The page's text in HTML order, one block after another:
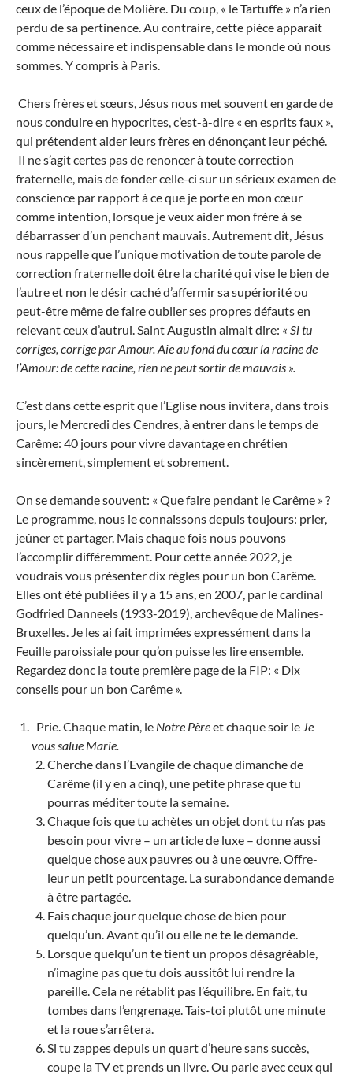
ceux de l’époque de Molière. Du coup, « le Tartuffe » n’a rien
perdu de sa pertinence. Au contraire, cette pièce apparait
comme nécessaire et indispensable dans le monde où nous
sommes. Y compris à Paris.
Chers frères et sœurs, Jésus nous met souvent en garde de
nous conduire en hypocrites, c’est-à-dire « en esprits faux »,
qui prétendent aider leurs frères en dénonçant leur péché.
Il ne s’agit certes pas de renoncer à toute correction
fraternelle, mais de fonder celle-ci sur un sérieux examen de
conscience par rapport à ce que je porte en mon cœur
comme intention, lorsque je veux aider mon frère à se
débarrasser d’un penchant mauvais. Autrement dit, Jésus
nous rappelle que l’unique motivation de toute parole de
correction fraternelle doit être la charité qui vise le bien de
l’autre et non le désir caché d’affermir sa supériorité ou
peut-être même de faire oublier ses propres défauts en
relevant ceux d’autrui. Saint Augustin aimait dire: « Si tu
corriges, corrige par Amour. Aie au fond du cœur la racine de
l’Amour: de cette racine, rien ne peut sortir de mauvais ».
C’est dans cette esprit que l’Eglise nous invitera, dans trois
jours, le Mercredi des Cendres, à entrer dans le temps de
Carême: 40 jours pour vivre davantage en chrétien
sincèrement, simplement et sobrement.
On se demande souvent: « Que faire pendant le Carême » ?
Le programme, nous le connaissons depuis toujours: prier,
jeûner et partager. Mais chaque fois nous pouvons
l’accomplir différemment. Pour cette année 2022, je
voudrais vous présenter dix règles pour un bon Carême.
Elles ont été publiées il y a 15 ans, en 2007, par le cardinal
Godfried Danneels (1933-2019), archevêque de Malines-
Bruxelles. Je les ai fait imprimées expressément dans la
Feuille paroissiale pour qu’on puisse les lire ensemble.
Regardez donc la toute première page de la FIP: « Dix
conseils pour un bon Carême ».
Prie. Chaque matin, le Notre Pèreet chaque soir le Je
vous salue Marie.
Cherche dans l’Evangile de chaque dimanche de
Carême (il y en a cinq), une petite phrase que tu
pourras méditer toute la semaine.
Chaque fois que tu achètes un objet dont tu n’as pas
besoin pour vivre – un article de luxe – donne aussi
quelque chose aux pauvres ou à une œuvre. Offre-
leur un petit pourcentage. La surabondance demande
à être partagée.
Fais chaque jour quelque chose de bien pour
quelqu’un. Avant qu’il ou elle ne te le demande.
Lorsque quelqu’un te tient un propos désagréable,
n’imagine pas que tu dois aussitôt lui rendre la
pareille. Cela ne rétablit pas l’équilibre. En fait, tu
tombes dans l’engrenage. Tais-toi plutôt une minute
et la roue s’arrêtera.
Si tu zappes depuis un quart d’heure sans succès,
coupe la TV et prends un livre. Ou parle avec ceux qui